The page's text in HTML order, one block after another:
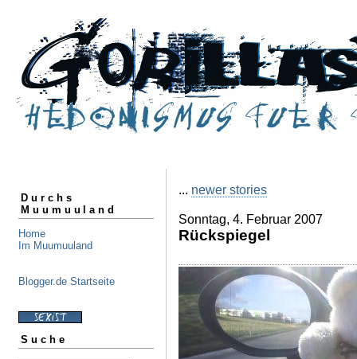
Durchs
Muumuuland
Home
Im Muumuuland
Blogger.de Startseite
Suche
... newer stories
Sonntag, 4. Februar 2007
Rückspiegel